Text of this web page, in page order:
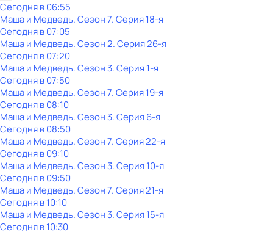
Сегодня в 06:55
Маша и Медведь. Сезон 7. Серия 18-я
Сегодня в 07:05
Маша и Медведь. Сезон 2. Серия 26-я
Сегодня в 07:20
Маша и Медведь. Сезон 3. Серия 1-я
Сегодня в 07:50
Маша и Медведь. Сезон 7. Серия 19-я
Сегодня в 08:10
Маша и Медведь. Сезон 3. Серия 6-я
Сегодня в 08:50
Маша и Медведь. Сезон 7. Серия 22-я
Сегодня в 09:10
Маша и Медведь. Сезон 3. Серия 10-я
Сегодня в 09:50
Маша и Медведь. Сезон 7. Серия 21-я
Сегодня в 10:10
Маша и Медведь. Сезон 3. Серия 15-я
Сегодня в 10:30